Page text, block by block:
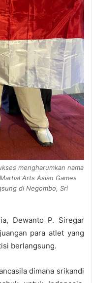
mengharumkan nama
Arts Asian Games
di Negombo, Sri
Dewanto P. Siregar
para atlet yang
berlangsung.
dimana srikandi